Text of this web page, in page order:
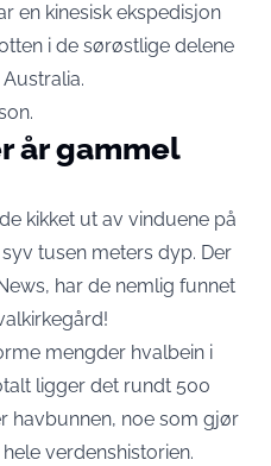
en kinesisk ekspedisjon
i de sørøstlige delene
.
år gammel
kikket ut av vinduene på
tusen meters dyp. Der
har de nemlig funnet
mengder hvalbein i
ligger det rundt 500
havbunnen, noe som gjør
verdenshistorien.